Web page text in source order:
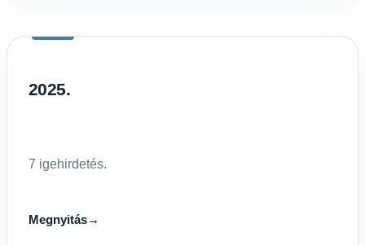
2025.
7 igehirdetés.
Megnyitás→